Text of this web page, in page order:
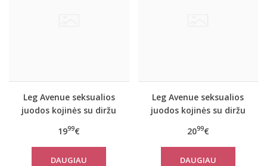
Leg Avenue seksualios
juodos kojinės su diržu
1999€
DAUGIAU
Leg Avenue seksualios
juodos kojinės su diržu
2099€
DAUGIAU